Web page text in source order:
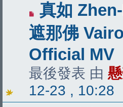
真如
遮那佛
Official MV
最後發表 由
12-23 , 10:28